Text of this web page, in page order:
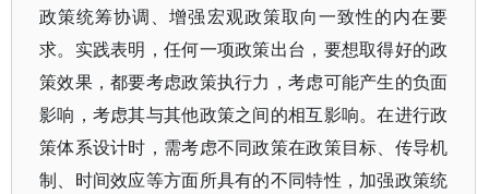
政策统筹协调、增强宏观政策取向一致性的内在要
求。实践表明，任何一项政策出台，要想取得好的政
策效果，都要考虑政策执行力，考虑可能产生的负面
影响，考虑其与其他政策之间的相互影响。在进行政
策体系设计时，需考虑不同政策在政策目标、传导机
制、时间效应等方面所具有的不同特性，加强政策统